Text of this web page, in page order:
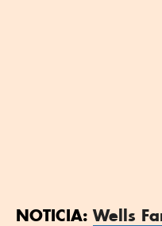
NOTICIA: Wells